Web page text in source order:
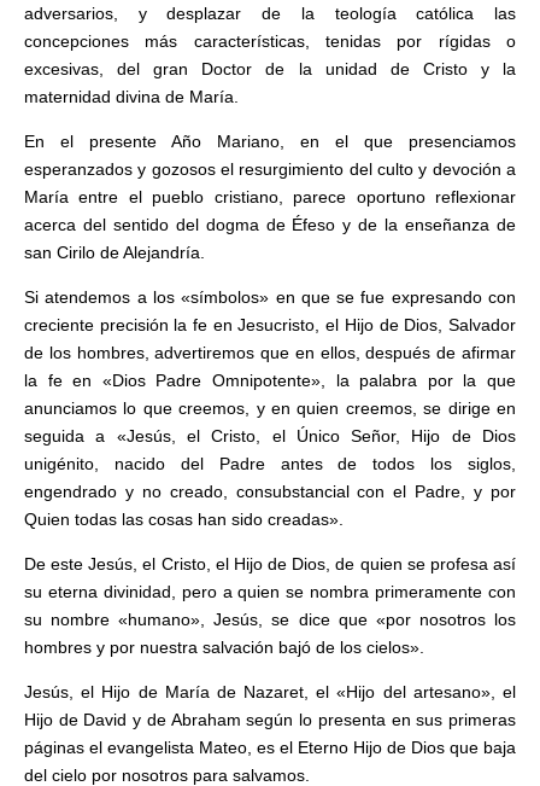
adversarios, y desplazar de la teología católica las
concepciones más características, tenidas por rígidas o
excesivas, del gran Doctor de la unidad de Cristo y la
maternidad divina de María.
En el presente Año Mariano, en el que presenciamos
esperanzados y gozosos el resurgimiento del culto y devoción a
María entre el pueblo cristiano, parece oportuno reflexionar
acerca del sentido del dogma de Éfeso y de la enseñanza de
san Cirilo de Alejandría.
Si atendemos a los «símbolos» en que se fue expresando con
creciente precisión la fe en Jesucristo, el Hijo de Dios, Salvador
de los hombres, advertiremos que en ellos, después de afirmar
la fe en «Dios Padre Omnipotente», la palabra por la que
anunciamos lo que creemos, y en quien creemos, se dirige en
seguida a «Jesús, el Cristo, el Único Señor, Hijo de Dios
unigénito, nacido del Padre antes de todos los siglos,
engendrado y no creado, consubstancial con el Padre, y por
Quien todas las cosas han sido creadas».
De este Jesús, el Cristo, el Hijo de Dios, de quien se profesa así
su eterna divinidad, pero a quien se nombra primeramente con
su nombre «humano», Jesús, se dice que «por nosotros los
hombres y por nuestra salvación bajó de los cielos».
Jesús, el Hijo de María de Nazaret, el «Hijo del artesano», el
Hijo de David y de Abraham según lo presenta en sus primeras
páginas el evangelista Mateo, es el Eterno Hijo de Dios que baja
del cielo por nosotros para salvamos.